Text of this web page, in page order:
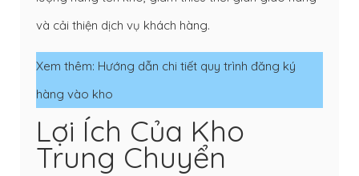
và cải thiện dịch vụ khách hàng.
Xem thêm: Hướng dẫn chi tiết quy trình đăng ký
hàng vào kho
Lợi Ích Của Kho
Trung Chuyển